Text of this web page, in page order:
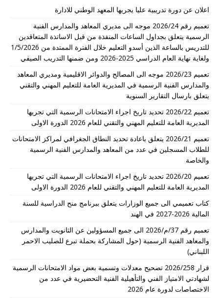
اعلان عن دورة تدريبية عليا يجريها المعهد الوطني للادارة
تعميم رقم 2026/24 موجه الى مديري المعاهد والمدارس الفنية
الرسمية يتعلق بجداول الساعات المنفذة من قبل الاساتذة المتعاقدين
للتدريس بالساعة الذين أسدو التعليم خلال الفترة الممتدة من 1/5/2026
ولغاية نهاية العام الدراسي 2025-2026 ومن ضمنها التدريب الصيفي
تعميم 2026/23 موجه الى المصالح والدوائر الاقليمية ومديري المعاهد
والمدارس الفنية الرسمية في المديرية العامة للتعليم المهني والتقني
يتعلق بارسال التقارير السنوية
تعميم 2026/22 تحديد تاريخ اجراء الامتحانات الرسمية التي تجريها
المديرية العامة للتعليم المهني والتقني للعام 2026 الدورة الاولى
تعميم 2026/21 يتعلق باعادة تحديد النطاق الجغرافي لمراكز الامتحانات
للطلاب المسجلين في عدد من المعاهد والمدارس الفنية الرسمية
والخاصة
تعميم 2026/20 تحديد تاريخ اجراء الامتحانات الرسمية التي تجريها
المديرية العامة للتعليم المهني والتقني للعام 2026 الدورة الاولى
كتاب تعميمي الى جميع الوزارات يتعلق ببرنامج منح الدراسية للسنة
المالية 2026-2027 في الهند
تعميم رقم 37/م/2026 الى جميع المسؤولين عن الثانويت والمدارس
والمعاهد الفنية الرسمية (حول المشاركة بحملة تبرع للصليب الاحمر
اللبناني)
قرار 2026/258 تصحيح معدلات وتسمية بعض مواد الامتحانات الرسمية
لشهادتي الامتياز الفني والتأهيلية الفنية التحضيرية في عدد من
الاختصاصات لدورة عام 2026